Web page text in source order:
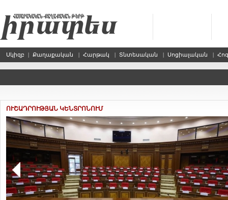
Սկիզբ | Քաղաքական | Հարթակ | Տնտեսական | Սոցիալական |
ՈՒՇԱԴՐՈՒԹՅԱՆ ԿԵՆՏՐՈՆՈՒՄ